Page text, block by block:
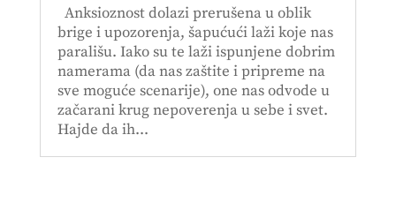
Anksioznost dolazi prerušena u oblik
brige i upozorenja, šapućući laži koje nas
parališu. Iako su te laži ispunjene dobrim
namerama (da nas zaštite i pripreme na
sve moguće scenarije), one nas odvode u
začarani krug nepoverenja u sebe i svet.
Hajde da ih...